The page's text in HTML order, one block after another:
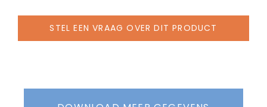
STEL EEN VRAAG OVER DIT PRODUCT